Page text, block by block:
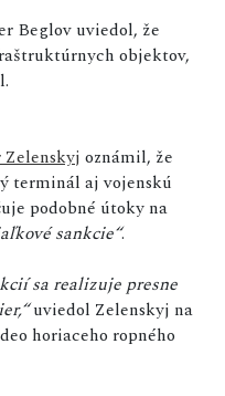
Beglov uviedol, že
objektov,
oznámil, že
terminál aj vojenskú
podobné útoky na
sankcie“.
sa realizuje presne
uviedol Zelenskyj na
horiaceho ropného